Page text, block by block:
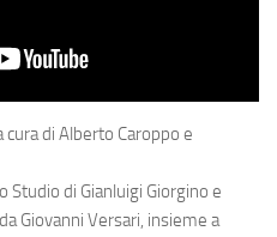
cura di Alberto Caroppo e
Studio di Gianluigi Giorgino e
Giovanni Versari, insieme a